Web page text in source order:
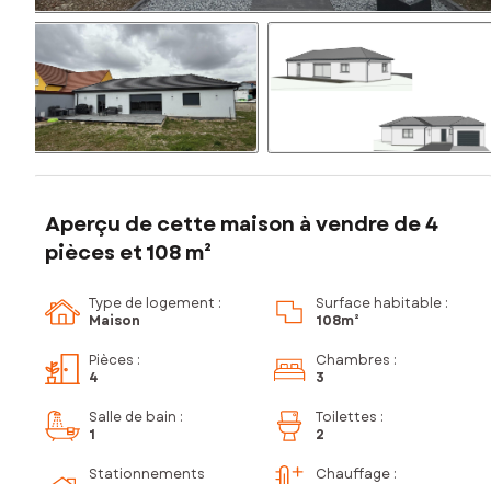
Aperçu de cette maison à vendre de 4
pièces et 108 m²
Type de logement :
Maison
Surface habitable :
108m²
Pièces :
4
Chambres :
3
Salle de bain :
1
Toilettes :
2
Stationnements
Chauffage :